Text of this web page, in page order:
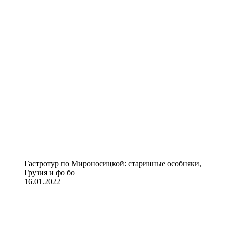
Гастротур по Мироносицкой: старинные особняки,
Грузия и фо бо
16.01.2022